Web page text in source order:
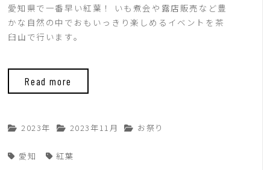
愛知県で一番早い紅葉！ いも煮会や露店販売など豊
かな自然の中でおもいっきり楽しめるイベントを茶
臼山で行います。
Read more
2023年 2023年11月 お祭り
愛知 紅葉